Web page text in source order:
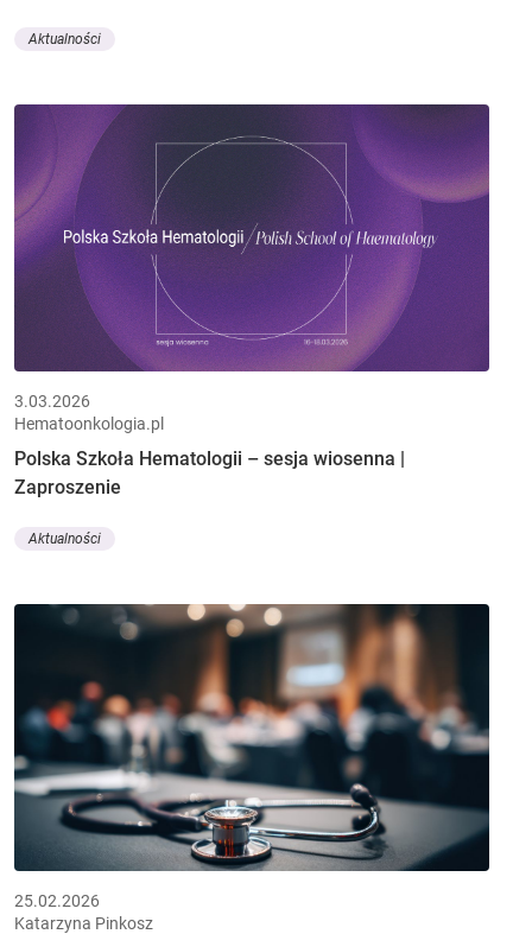
Aktualności
3.03.2026
Hematoonkologia.pl
Polska Szkoła Hematologii – sesja wiosenna |
Zaproszenie
Aktualności
25.02.2026
Katarzyna Pinkosz